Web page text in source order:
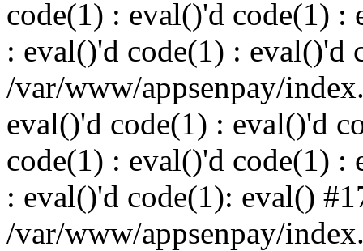
code(1) : eval()'d code(1) :
: eval()'d code(1) : eval()'d
/var/www/appsenpay/
eval()'d code(1) : eval()'d
code(1) : eval()'d code(1) :
: eval()'d code(1): eval()
/var/www/appsenpay/